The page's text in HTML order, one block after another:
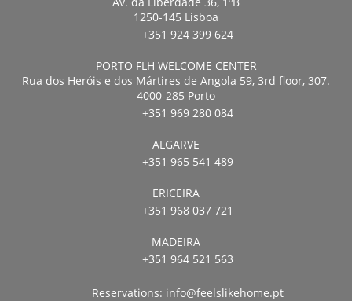
1250-145 Lisboa
+351 924 399 624
PORTO FLH WELCOME CENTER
Rua dos Heróis e dos Mártires de Angola 59, 3rd floor, 307.
4000-285 Porto
+351 969 280 084
ALGARVE
+351 965 541 489
ERICEIRA
+351 968 037 721
MADEIRA
+351 964 521 563
Reservations: info@feelslikehome.pt